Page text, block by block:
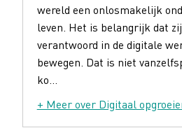
wereld een onlosmakelijk
leven. Het is belangrijk dat
verantwoord in de digitale
bewegen. Dat is niet
ko...
+ Meer over Digitaal